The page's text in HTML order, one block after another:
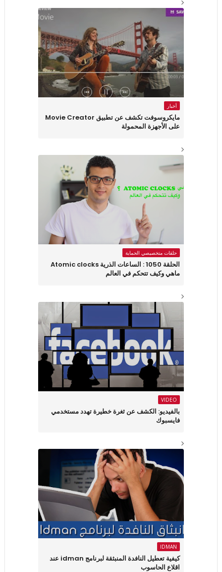
أخبار
مايكروسوفت تكشف عن تطبيق Movie Creator
على الأجهزة المحمولة
حلقات متخصيصي الحماية
الحلقة 1050 : الساعات الذرية Atomic clocks
ماهي وكيف تتحكم في العالم
VIDEO
بالفيديو: الكشف عن ثغرة خطيرة تهدد مستخدمي
فايسبوك
IDMAN
كيفية تعطيل النافدة المنبثقة لبرنامج idman عند
اقلاع الحاسوب